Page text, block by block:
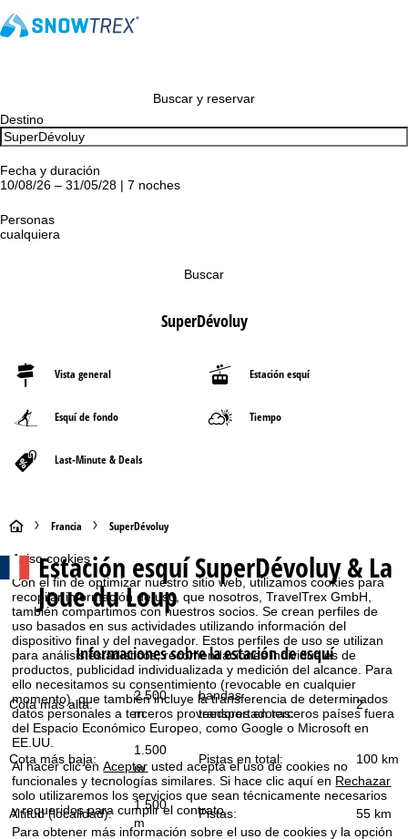
Aviso cookies
Con el fin de optimizar nuestro sitio web, utilizamos cookies para
recopilar información de uso, que nosotros, TravelTrex GmbH,
también compartimos con nuestros socios. Se crean perfiles de
uso basados en sus actividades utilizando información del
dispositivo final y del navegador. Estos perfiles de uso se utilizan
para análisis estadísticos, recomendaciones individuales de
productos, publicidad individualizada y medición del alcance. Para
ello necesitamos su consentimiento (revocable en cualquier
momento), que también incluye la transferencia de determinados
datos personales a terceros proveedores en terceros países fuera
del Espacio Económico Europeo, como Google o Microsoft en
EE.UU.
Al hacer clic enAceptar usted acepta el uso de cookies no
funcionales y tecnologías similares. Si hace clic aquí en Rechazar
solo utilizaremos los servicios que sean técnicamente necesarios
y requeridos para cumplir el contrato.
Para obtener más información sobre el uso de cookies y la opción
Buscar y reservar
Destino
Fecha y duración
10/08/26 – 31/05/28 | 7 noches
Personas
cualquiera
Buscar
SuperDévoluy
Vista general Estación esquí
Esquí de fondo Tiempo
Last-Minute & Deals
P
á
g
i
n
a
p
r
Francia SuperDévoluy
Estación esquíSuperDévoluy & La
Joue du Loup
Informaciones sobre la estación de esquí
Cota más alta:
2.500
m
bandas
transportadoras:
2
Cota más baja:
1.500
m
Pistas en total: 100 km
Altitud (localidad):
1.500
m
Pistas: 55 km